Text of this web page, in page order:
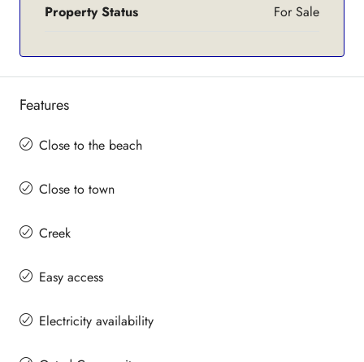
Property Status For Sale
Features
Close to the beach
Close to town
Creek
Easy access
Electricity availability